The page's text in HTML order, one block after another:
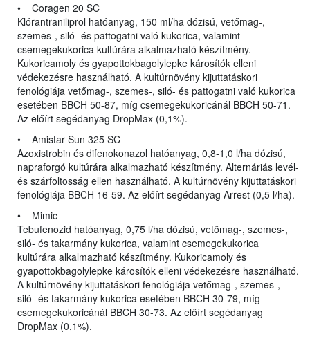
• Coragen 20 SC
Klórantraniliprol hatóanyag, 150 ml/ha dózisú, vetőmag-,
szemes-, siló- és pattogatni való kukorica, valamint
csemegekukorica kultúrára alkalmazható készítmény.
Kukoricamoly és gyapottokbagolylepke károsítók elleni
védekezésre használható. A kultúrnövény kijuttatáskori
fenológiája vetőmag-, szemes-, siló- és pattogatni való kukorica
esetében BBCH 50-87, míg csemegekukoricánál BBCH 50-71.
Az előírt segédanyag DropMax (0,1%).
• Amistar Sun 325 SC
Azoxistrobin és difenokonazol hatóanyag, 0,8-1,0 l/ha dózisú,
napraforgó kultúrára alkalmazható készítmény. Alternáriás levél-
és szárfoltosság ellen használható. A kultúrnövény kijuttatáskori
fenológiája BBCH 16-59. Az előírt segédanyag Arrest (0,5 l/ha).
• Mimic
Tebufenozid hatóanyag, 0,75 l/ha dózisú, vetőmag-, szemes-,
siló- és takarmány kukorica, valamint csemegekukorica
kultúrára alkalmazható készítmény. Kukoricamoly és
gyapottokbagolylepke károsítók elleni védekezésre használható.
A kultúrnövény kijuttatáskori fenológiája vetőmag-, szemes-,
siló- és takarmány kukorica esetében BBCH 30-79, míg
csemegekukoricánál BBCH 30-73. Az előírt segédanyag
DropMax (0,1%).